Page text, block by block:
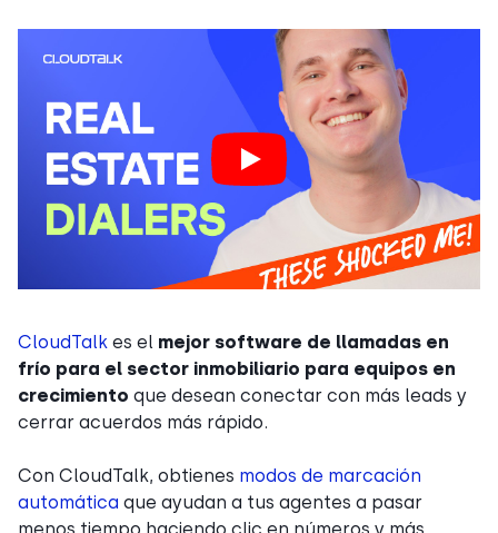
CloudTalk es el mejor software de llamadas en
frío para el sector inmobiliario para equipos en
crecimiento que desean conectar con más leads y
cerrar acuerdos más rápido.
Con CloudTalk, obtienes modos de marcación
automática que ayudan a tus agentes a pasar